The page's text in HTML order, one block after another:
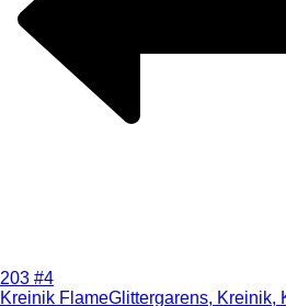
203 #4
Kreinik FlameGlittergarens, Kreinik,